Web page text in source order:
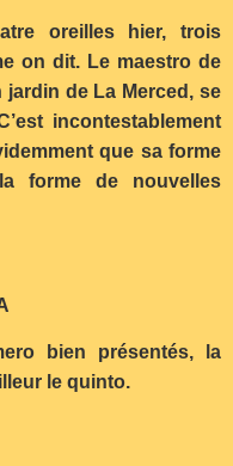
oreilles hier, trois
on dit. Le maestro de
jardin de La Merced, se
incontestablement
que sa forme
forme de nouvelles
bien présentés, la
le quinto.